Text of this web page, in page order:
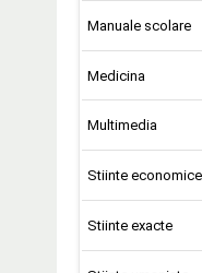
Manuale scolare
Medicina
Multimedia
Stiinte economice
Stiinte exacte